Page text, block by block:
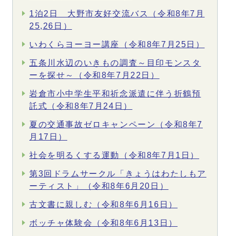
1泊2日 大野市友好交流バス（令和8年7月
25,26日）
いわくらヨーヨー講座（令和8年7月25日）
五条川水辺のいきもの調査～目印モンスタ
ーを探せ～（令和8年7月22日）
岩倉市小中学生平和祈念派遣に伴う折鶴預
託式（令和8年7月24日）
夏の交通事故ゼロキャンペーン（令和8年7
月17日）
社会を明るくする運動（令和8年7月1日）
第3回ドラムサークル「きょうはわたしもア
ーティスト」（令和8年6月20日）
古文書に親しむ（令和8年6月16日）
ボッチャ体験会（令和8年6月13日）